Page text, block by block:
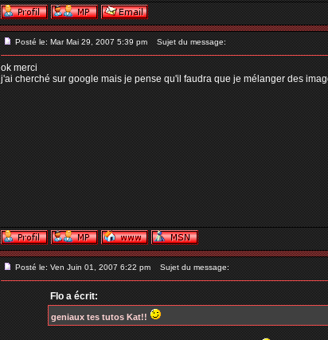
Posté le: Mar Mai 29, 2007 5:39 pm Sujet du message:
ok merci
j'ai cherché sur google mais je pense qu'il faudra que je mélanger des
Posté le: Ven Juin 01, 2007 6:22 pm Sujet du message:
Flo a écrit:
geniaux tes tutos Kat!!